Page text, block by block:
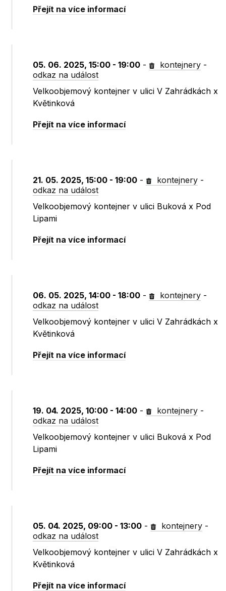
Přejít na více informací
05. 06. 2025, 15:00 - 19:00 - kontejnery -
odkaz na událost
Velkoobjemový kontejner v ulici V Zahrádkách x
Květinková
Přejít na více informací
21. 05. 2025, 15:00 - 19:00 - kontejnery -
odkaz na událost
Velkoobjemový kontejner v ulici Buková x Pod
Lipami
Přejít na více informací
06. 05. 2025, 14:00 - 18:00 - kontejnery -
odkaz na událost
Velkoobjemový kontejner v ulici V Zahrádkách x
Květinková
Přejít na více informací
19. 04. 2025, 10:00 - 14:00 - kontejnery -
odkaz na událost
Velkoobjemový kontejner v ulici Buková x Pod
Lipami
Přejít na více informací
05. 04. 2025, 09:00 - 13:00 - kontejnery -
odkaz na událost
Velkoobjemový kontejner v ulici V Zahrádkách x
Květinková
Přejít na více informací